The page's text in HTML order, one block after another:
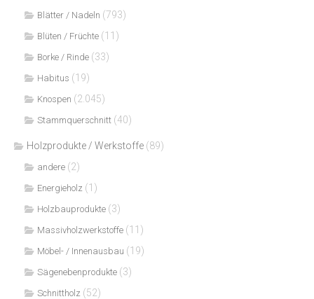
Blätter / Nadeln (793)
Blüten / Früchte (11)
Borke / Rinde (33)
Habitus (19)
Knospen (2.045)
Stammquerschnitt (40)
Holzprodukte / Werkstoffe (89)
andere (2)
Energieholz (1)
Holzbauprodukte (3)
Massivholzwerkstoffe (11)
Möbel- / Innenausbau (19)
Sägenebenprodukte (3)
Schnittholz (52)